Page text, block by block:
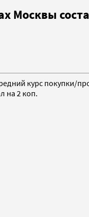
Москвы
курс покупки/
на 2 коп.